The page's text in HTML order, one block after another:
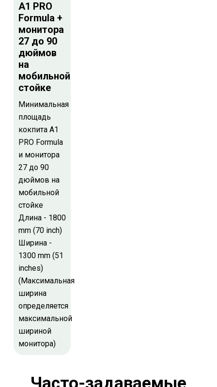
A1 PRO
Formula +
монитора
27 до 90
дюймов
на
мобильной
стойке
Минимальная
площадь
кокпита A1
PRO Formula
и монитора
27 до 90
дюймов на
мобильной
стойке
Длина - 1800
mm (70 inch)
Ширина -
1300 mm (51
inches)
(Максимальная
ширина
определяется
максимальной
шириной
монитора)